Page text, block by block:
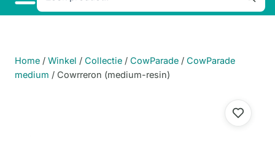
Home / Winkel / Collectie / CowParade / CowParade
medium / Cowrreron (medium-resin)